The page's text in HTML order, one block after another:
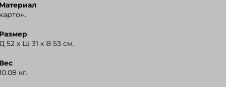
52 x Ш 31 x В 53 см.
кг.